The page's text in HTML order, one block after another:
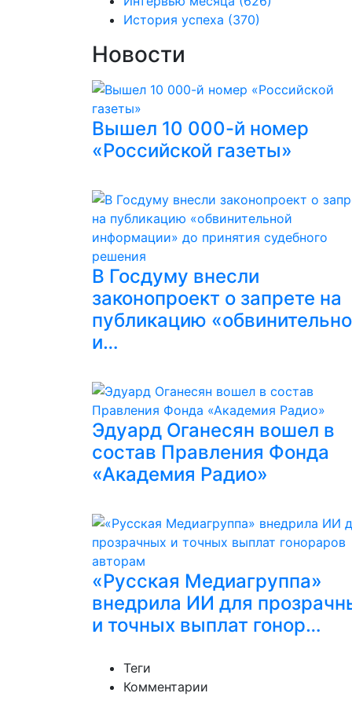
История успеха (370)
Новости
Вышел 10 000-й номер
«Российской газеты»
В Госдуму внесли
законопроект о запрете на
публикацию
и…
Эдуард Оганесян вошел в
состав Правления Фонда
«Академия Радио»
«Русская Медиагруппа»
внедрила ИИ для
и точных выплат гонор…
Теги
Комментарии